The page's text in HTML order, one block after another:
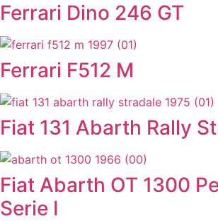
Ferrari Dino 246 GT
Ferrari F512 M
Fiat 131 Abarth Rally
Fiat Abarth OT 1300
Serie I